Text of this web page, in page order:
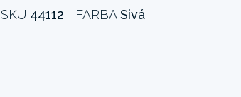
SKU 44112 FARBASivá